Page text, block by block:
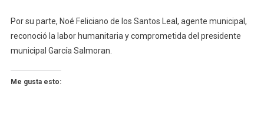
Por su parte, Noé Feliciano de los Santos Leal, agente municipal,
reconoció la labor humanitaria y comprometida del presidente
municipal García Salmoran.
Me gusta esto: